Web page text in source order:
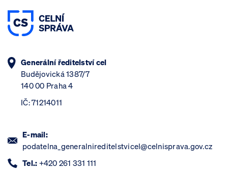
Generální ředitelství cel
Budějovická 1387/7
140 00 Praha 4
IČ: 71214011
E-mail:
podatelna_generalnireditelstvicel@celnisprava.gov.cz
Tel.: +420 261 331 111